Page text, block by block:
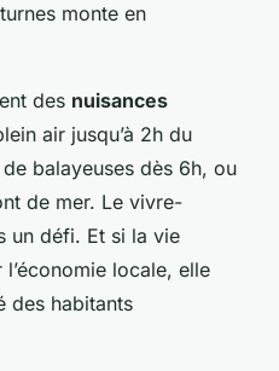
monte en
des nuisances
air jusqu’à 2h du
balayeuses dès 6h, ou
de mer. Le vivre-
un défi. Et si la vie
locale, elle
des habitants